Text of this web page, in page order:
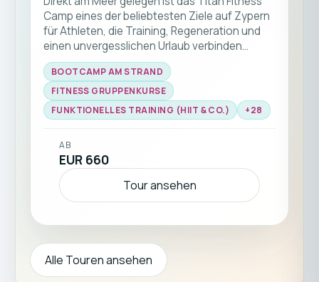
Camp eines der beliebtesten Ziele auf Zypern
für Athleten, die Training, Regeneration und
einen unvergesslichen Urlaub verbinden
wollen. Genieße abwechslungsreiche
Workouts unter der mediterranen Sonne,
erfahrene Coaches und eine inspirierende
internationale Gemeinschaft.Von Functional
Fitness und HYROX über Krafttraining, Mobility
Chancen, fitter zu werden — und das mit
Meerblick. Kehre stärker, gesünder und voller
neuer Motivation zurück. ☀️🏖️💪
BOOTCAMP AM STRAND
FITNESS GRUPPENKURSE
FUNKTIONELLES TRAINING (HIIT & CO.)
+28
AB
EUR 660
Tour ansehen
Alle Touren ansehen